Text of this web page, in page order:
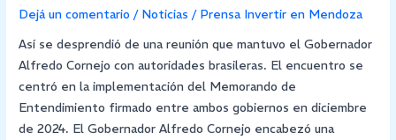
Dejá un comentario / Noticias / Prensa Invertir en Mendoza
Así se desprendió de una reunión que mantuvo el Gobernador
Alfredo Cornejo con autoridades brasileras. El encuentro se
centró en la implementación del Memorando de
Entendimiento firmado entre ambos gobiernos en diciembre
de 2024. El Gobernador Alfredo Cornejo encabezó una